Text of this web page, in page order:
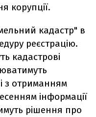
корупції.
кадастр" в
реєстрацію.
кадастрові
з отриманням
інформації
рішення про